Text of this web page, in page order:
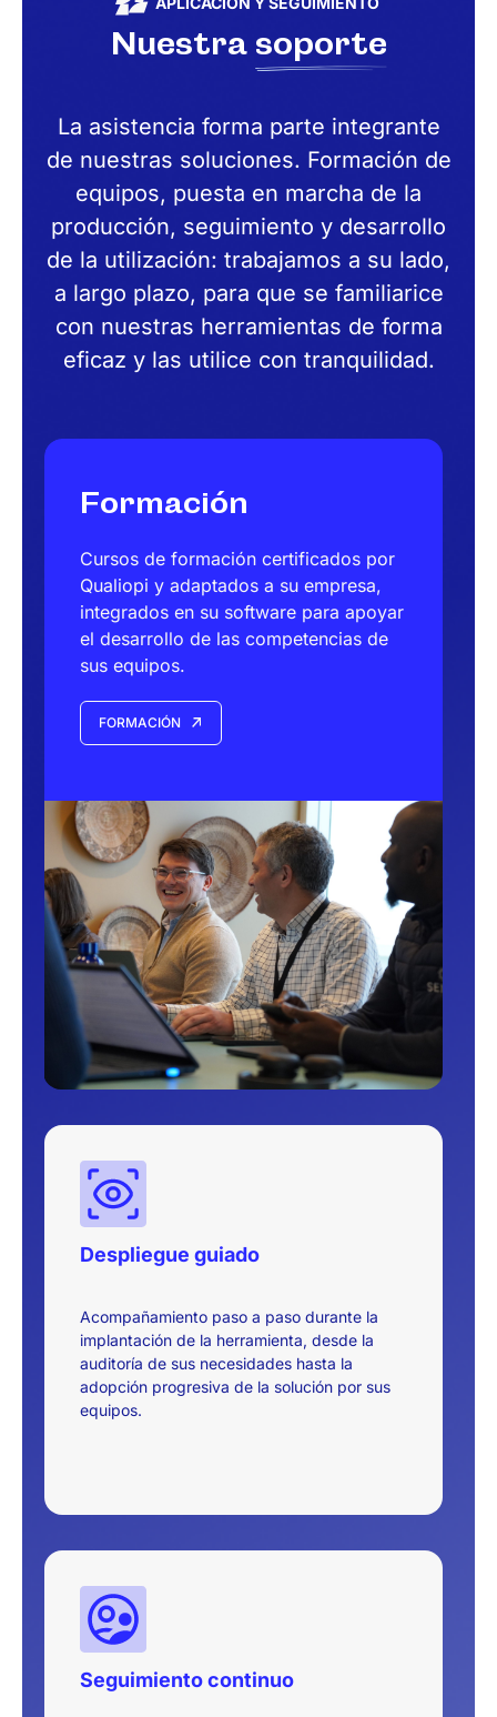
Nuestra soporte
La asistencia forma parte integrante
de nuestras soluciones. Formación de
equipos, puesta en marcha de la
producción, seguimiento y desarrollo
de la utilización: trabajamos a su lado,
a largo plazo, para que se familiarice
con nuestras herramientas de forma
eficaz y las utilice con tranquilidad.
Formación
Cursos de formación certificados por
Qualiopi y adaptados a su empresa,
integrados en su software para apoyar
el desarrollo de las competencias de
sus equipos.
FORMACIÓN
Despliegue guiado
Acompañamiento paso a paso durante la
implantación de la herramienta, desde la
auditoría de sus necesidades hasta la
adopción progresiva de la solución por sus
equipos.
Seguimiento continuo